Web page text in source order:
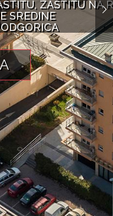
ZAŠTITU NA
SREDINE